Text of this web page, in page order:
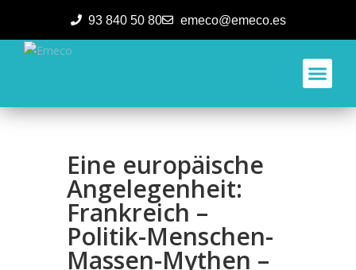
93 840 50 80 emeco@emeco.es
Eine europäische
Angelegenheit:
Frankreich –
Politik-Menschen-
Massen-Mythen –